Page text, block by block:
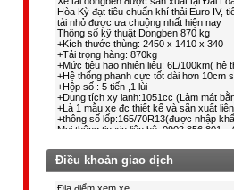
Điều khoản giao dịch